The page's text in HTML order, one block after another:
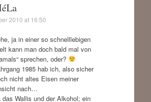
2010 at 16:50
ja in einer so schnelllebigen
kann man doch bald mal von
sprechen, oder?
1985 hab ich, also sicher
nicht altes Eisen meiner
nach…
das Wallis und der Alkohol; ein